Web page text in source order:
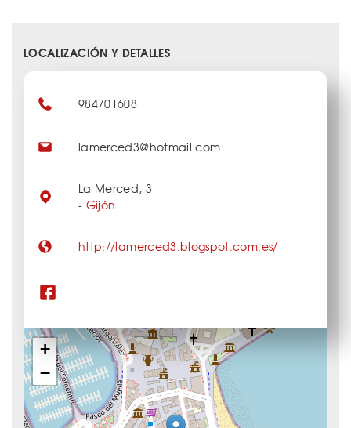
LOCALIZACIÓN Y DETALLES
+
−
984701608
lamerced3@hotmail.com
La Merced, 3
- Gijón
http://lamerced3.blogspot.com.es/